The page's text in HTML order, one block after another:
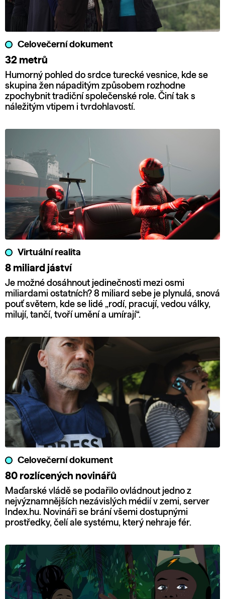
Celovečerní dokument
32 metrů
Humorný pohled do srdce turecké vesnice, kde se
skupina žen nápaditým způsobem rozhodne
zpochybnit tradiční společenské role. Činí tak s
náležitým vtipem i tvrdohlavostí.
Virtuální realita
8 miliard jáství
Je možné dosáhnout jedinečnosti mezi osmi
miliardami ostatních? 8 miliard sebe je plynulá, snová
pouť světem, kde se lidé „rodí, pracují, vedou války,
milují, tančí, tvoří umění a umírají“.
Celovečerní dokument
80 rozlícených novinářů
Maďarské vládě se podařilo ovládnout jedno z
nejvýznamnějších nezávislých médií v zemi, server
Index.hu. Novináři se brání všemi dostupnými
prostředky, čelí ale systému, který nehraje fér.